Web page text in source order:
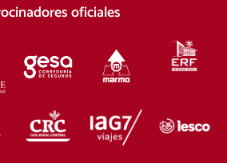
oficiales